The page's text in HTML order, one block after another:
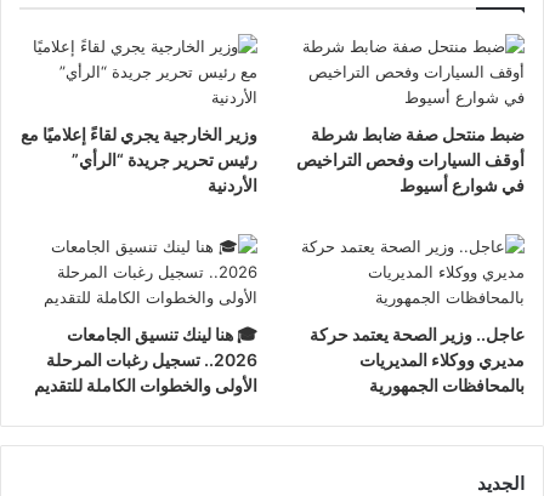
ضبط منتحل صفة ضابط شرطة
أوقف السيارات وفحص التراخيص
في شوارع أسيوط
وزير الخارجية يجري لقاءً إعلاميًا مع
رئيس تحرير جريدة “الرأي”
الأردنية
عاجل.. وزير الصحة يعتمد حركة
مديري ووكلاء المديريات
بالمحافظات الجمهورية
🎓 هنا لينك تنسيق الجامعات
2026.. تسجيل رغبات المرحلة
الأولى والخطوات الكاملة للتقديم
الجديد